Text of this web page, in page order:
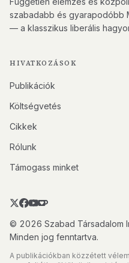
szabadabb és gyarapodóbb
— a klasszikus liberális
HIVATKOZÁSOK
Publikációk
Költségvetés
Cikkek
Rólunk
Támogass minket
© 2026 Szabad Társadalom
Minden jog fenntartva.
A publikációkban közzétett